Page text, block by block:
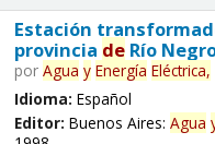
Estación
provincia deRío
por Agua y Energía Eléctrica,
Idioma: Español
Editor: Buenos Aires: Agua